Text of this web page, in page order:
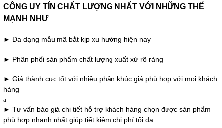
CÔNG UY TÍN CHẤT LƯỢNG NHẤT VỚI NHỮNG THẾ
MẠNH NHƯ
► Đa dạng mẫu mã bắt kịp xu hướng hiện nay
► Phân phối sản phẩm chất lượng xuất xứ rõ ràng
► Giá thành cực tốt với nhiều phân khúc giá phù hợp với mọi khách
hàng
a
► Tư vấn báo giá chi tiết hỗ trợ khách hàng chọn được sản phẩm
phù hợp nhanh nhất giúp tiết kiệm chi phí tối đa